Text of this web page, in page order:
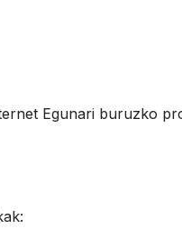
Egunari buruzko